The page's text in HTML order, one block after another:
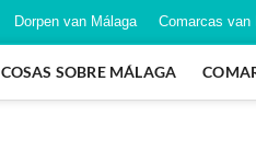
Dorpen van Málaga Comarcas van
COSAS SOBRE MÁLAGA